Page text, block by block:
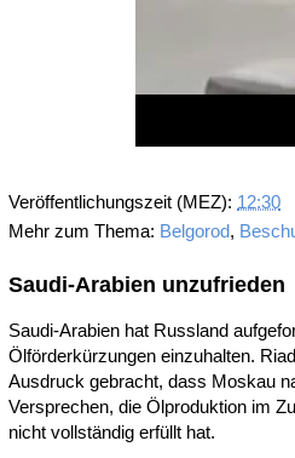
Veröffentlichungszeit (MEZ): 12:30
Mehr zum Thema: Belgorod,
Saudi-Arabien unzufrieden
Saudi-Arabien hat Russland
Ölförderkürzungen einzuhalten.
Ausdruck gebracht, dass Moskau
Versprechen, die Ölproduktion im
nicht vollständig erfüllt hat.